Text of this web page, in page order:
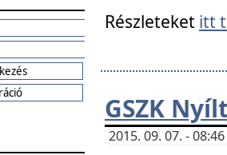
Részleteket itt
GSZK
2015. 09. 07. -